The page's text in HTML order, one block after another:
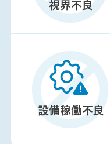
視界不良
設備稼働不良